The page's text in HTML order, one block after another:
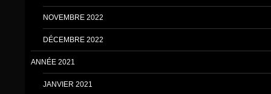
NOVEMBRE 2022
DÉCEMBRE 2022
ANNÉE 2021
JANVIER 2021